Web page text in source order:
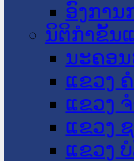
ອົງການ
ນິຕິກໍາຂັ້ນ
ນະ​ຄອ
ແຂວງ
ແຂວງ
ແຂວງ
ແຂວງ